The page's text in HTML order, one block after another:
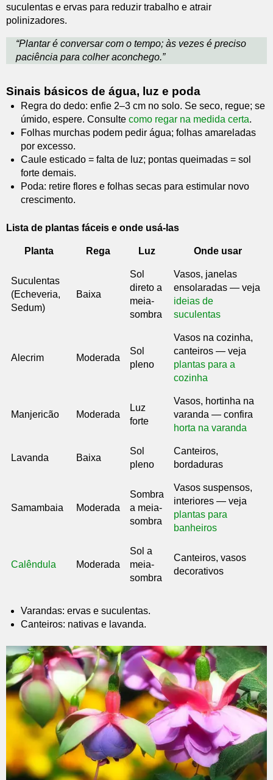
suculentas e ervas para reduzir trabalho e atrair
polinizadores.
“Plantar é conversar com o tempo; às vezes é preciso
paciência para colher aconchego.”
Sinais básicos de água, luz e poda
Regra do dedo: enfie 2–3 cm no solo. Se seco, regue; se
úmido, espere. Consulte como regar na medida certa.
Folhas murchas podem pedir água; folhas amareladas
por excesso.
Caule esticado = falta de luz; pontas queimadas = sol
forte demais.
Poda: retire flores e folhas secas para estimular novo
crescimento.
Lista de plantas fáceis e onde usá-las
Planta Rega Luz Onde usar
Suculentas
(Echeveria,
Sedum)
Baixa
Sol
direto a
meia-
sombra
Vasos, janelas
ensolaradas — veja
ideias de
suculentas
Alecrim Moderada
Sol
pleno
Vasos na cozinha,
canteiros — veja
plantas para a
cozinha
Manjericão Moderada
Luz
forte
Vasos, hortinha na
varanda — confira
horta na varanda
Lavanda Baixa
Sol
pleno
Canteiros,
bordaduras
Samambaia Moderada
Sombra
a meia-
sombra
Vasos suspensos,
interiores — veja
plantas para
banheiros
Calêndula Moderada
Sol a
meia-
sombra
Canteiros, vasos
decorativos
Varandas: ervas e suculentas.
Canteiros: nativas e lavanda.